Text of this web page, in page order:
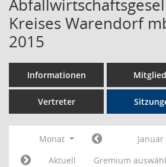
Kreises Warendorf
2015
Informationen
Vertreter
Monat Januar
Aktuell
Gremium